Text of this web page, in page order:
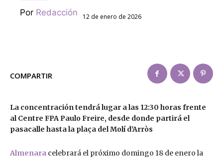
Por Redacción 12 de enero de 2026
COMPARTIR
La concentración tendrá lugar a las 12:30 horas frente
al Centre FPA Paulo Freire, desde donde partirá el
pasacalle hasta la plaça del Molí d'Arròs
Almenara celebrará el próximo domingo 18 de enero la